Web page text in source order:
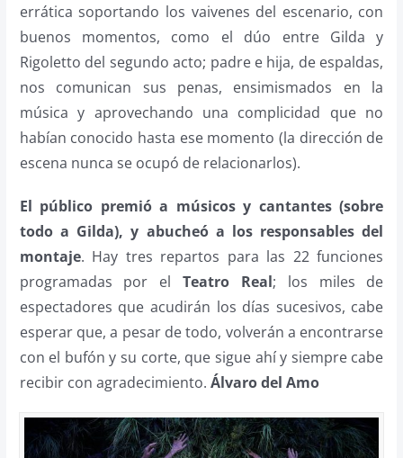
errática soportando los vaivenes del escenario, con
buenos momentos, como el dúo entre Gilda y
Rigoletto del segundo acto; padre e hija, de espaldas,
nos comunican sus penas, ensimismados en la
música y aprovechando una complicidad que no
habían conocido hasta ese momento (la dirección de
escena nunca se ocupó de relacionarlos).
El público premió a músicos y cantantes (sobre
todo a Gilda), y abucheó a los responsables del
montaje. Hay tres repartos para las 22 funciones
programadas por elTeatro Real; los miles de
espectadores que acudirán los días sucesivos, cabe
esperar que, a pesar de todo, volverán a encontrarse
con el bufón y su corte, que sigue ahí y siempre cabe
recibir con agradecimiento. Álvaro del Amo